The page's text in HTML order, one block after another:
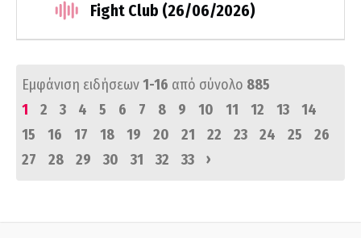
Fight Club (26/06/2026)
Εμφάνιση ειδήσεων1-16 από σύνολο 885
1
2 3 4 5 6 7 8 9 10 11 12 13
14
15
16 17 18 19 20 21 22 23 24 25
26
27
28 29 30 31 32 33 ›